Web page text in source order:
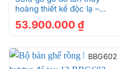
hoàng thiết kế độc lạ –
53.900.000 ₫
BBG602